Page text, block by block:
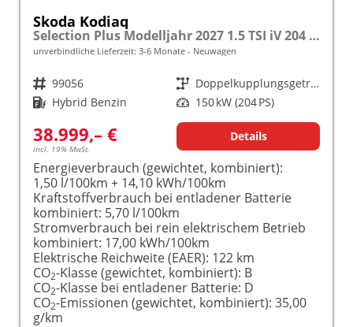
Skoda Kodiaq
Selection Plus Modelljahr 2027 1.5 TSI iV 204 PS DSG TEMPOMAT/R.KAMERA/SHZ/LED/LENKRADHEIZUNG frei konfigurierbar!
unverbindliche Lieferzeit: 3-6 Monate Neuwagen
Fahrzeugnr. 99056 Getriebe
Doppelkupplungsgetriebe (DSG)
Kraftstoff Hybrid Benzin Leistung 150 kW (204 PS)
38.999,– €
incl. 19% MwSt.
Details
Energieverbrauch (gewichtet, kombiniert):
1,50 l/100km + 14,10 kWh/100km
Kraftstoffverbrauch bei entladener Batterie
kombiniert: 5,70 l/100km
Stromverbrauch bei rein elektrischem Betrieb
kombiniert: 17,00 kWh/100km
Elektrische Reichweite (EAER): 122 km
CO2-Klasse (gewichtet, kombiniert): B
CO2-Klasse bei entladener Batterie: D
CO2-Emissionen (gewichtet, kombiniert): 35,00
g/km